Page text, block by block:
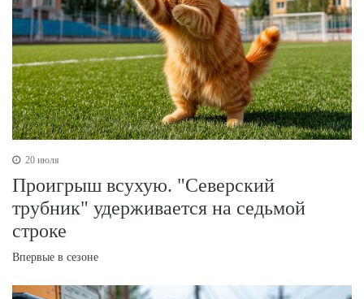
20 июля
Проигрыш всухую. "Северский
трубник" удерживается на седьмой
строке
Впервые в сезоне